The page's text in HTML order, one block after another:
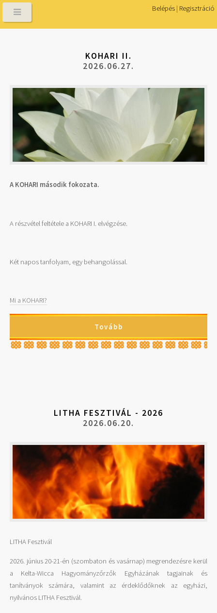
Belépés | Regisztráció
KOHARI II.
2026.06.27.
A KOHARI második fokozata.
A részvétel feltétele a KOHARI I. elvégzése.
Két napos tanfolyam, egy behangolással.
Mi a KOHARI?
Tovább
LITHA FESZTIVÁL - 2026
2026.06.20.
LITHA Fesztivál
2026. június 20-21-én (szombaton és vasárnap) megrendezésre kerül
a Kelta-Wicca Hagyományzőrzők Egyházának tagjainak és
tanítványok számára, valamint az érdeklődőknek az egyházi,
nyilvános LITHA Fesztivál.